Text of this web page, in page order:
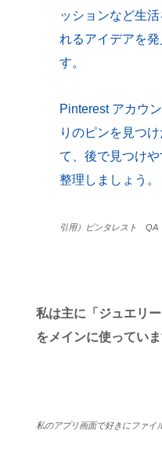
ッションなど生
れるアイデアを
す。
Pinterest アカウ
りのピンを見つ
て、後で見つけ
整理しましょう。
引用）ピンタレスト QA
私は主に「ジュエリ
をメインに使っていま
私のアプリ画面で好きにファイ